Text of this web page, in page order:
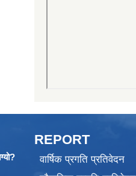
REPORT
वार्षिक प्रगति प्रतिवेदन